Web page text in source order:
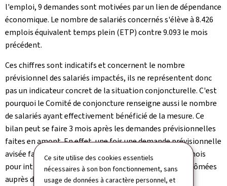
Ce site utilise des cookies essentiels
nécessaires à son bon fonctionnement, sans
usage de données à caractère personnel, et
l'emploi, 9demandes sont motivées par un lien de dépendance
économique. Le nombre de salariés concernés s'élève à 8.426
emplois équivalent temps plein (ETP) contre 9.093 le mois
précédent.
Ces chiffres sont indicatifs et concernent le nombre
prévisionnel des salariés impactés, ils ne représentent donc
pas un indicateur concret de la situation conjoncturelle. C'est
pourquoi le Comité de conjoncture renseigne aussi le nombre
de salariés ayant effectivement bénéficié de la mesure. Ce
bilan peut se faire 3 mois après les demandes prévisionnelles
faites en amont. En effet, une fois une demande prévisionnelle
avisée favorablement, les entreprises disposent de 2 mois
pour introduire un décompte des heures réellement chômées
auprès de l'ADEM.